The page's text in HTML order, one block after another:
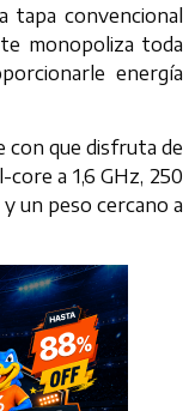
tapa convencional
monopoliza toda
energía
con que disfruta de
a 1,6 GHz, 250
y un peso cercano a